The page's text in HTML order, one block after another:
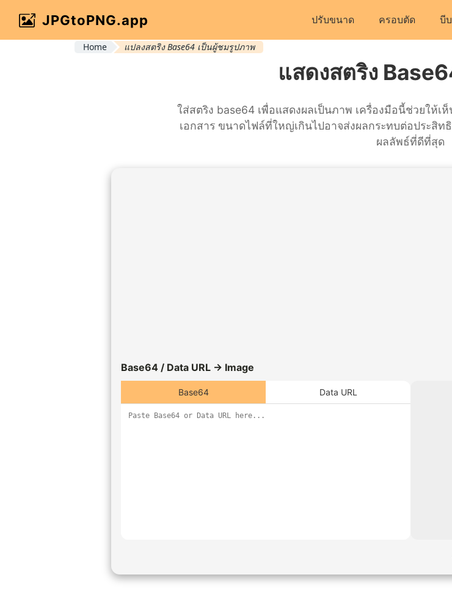
JPGtoPNG.app ปรับขนาด ครอบตัด บี
Home แปลงสตริง Base64 เป็นผู้ชมรูปภาพ
แสดงสตริง
ใส่สตริง base64 เพื่อแสดงผลเป็นภาพ เครื่องมือนี้ช่วยให้
เอกสาร ขนาดไฟล์ที่ใหญ่เกินไปอาจส่งผลกระทบต่อประสิ
ผลลัพธ์ที่ดีที่สุด
Base64 / Data URL → Image
Base64 Data URL